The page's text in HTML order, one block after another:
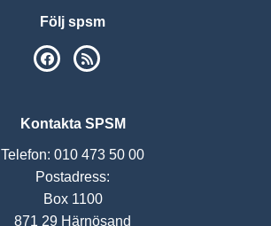
Följ spsm
SPSM på Facebook
Kontakta SPSM
Telefon: 010 473 50 00
Postadress:
Box 1100
871 29 Härnösand